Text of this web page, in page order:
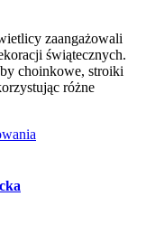
zaangażowali
świątecznych.
choinkowe, stroiki
różne